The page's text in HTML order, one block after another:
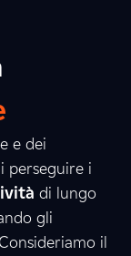
e dei
perseguire i
di lungo
gli
il